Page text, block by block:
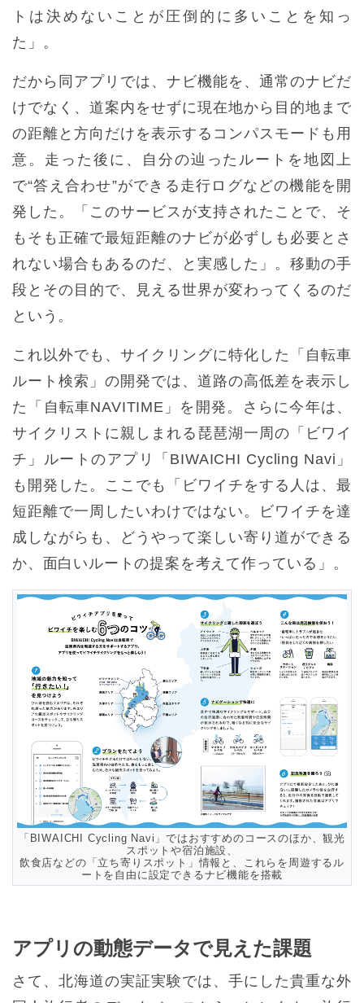
トは決めないことが圧倒的に多いことを知っ
た」。
だから同アプリでは、ナビ機能を、通常のナビだ
けでなく、道案内をせずに現在地から目的地まで
の距離と方向だけを表示するコンパスモードも用
意。走った後に、自分の辿ったルートを地図上
で“答え合わせ”ができる走行ログなどの機能を開
発した。「このサービスが支持されたことで、そ
もそも正確で最短距離のナビが必ずしも必要とさ
れない場合もあるのだ、と実感した」。移動の手
段とその目的で、見える世界が変わってくるのだ
という。
これ以外でも、サイクリングに特化した「自転車
ルート検索」の開発では、道路の高低差を表示し
た「自転車NAVITIME」を開発。さらに今年は、
サイクリストに親しまれる琵琶湖一周の「ビワイ
チ」ルートのアプリ「BIWAICHI Cycling Navi」
も開発した。ここでも「ビワイチをする人は、最
短距離で一周したいわけではない。ビワイチを達
成しながらも、どうやって楽しい寄り道ができる
か、面白いルートの提案を考えて作っている」。
「BIWAICHI Cycling Navi」ではおすすめのコースのほか、観光
スポットや宿泊施設、
飲食店などの「立ち寄りスポット」情報と、これらを周遊するル
ートを自由に設定できるナビ機能を搭載
アプリの動態データで見えた課題
さて、北海道の実証実験では、手にした貴重な外